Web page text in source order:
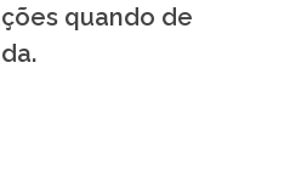
quando de